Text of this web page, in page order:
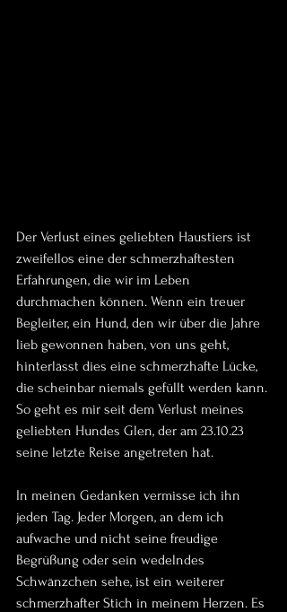
Der Verlust eines geliebten Haustiers ist
zweifellos eine der schmerzhaftesten
Erfahrungen, die wir im Leben
durchmachen können. Wenn ein treuer
Begleiter, ein Hund, den wir über die Jahre
lieb gewonnen haben, von uns geht,
hinterlässt dies eine schmerzhafte Lücke,
die scheinbar niemals gefüllt werden kann.
So geht es mir seit dem Verlust meines
geliebten Hundes Glen, der am 23.10.23
seine letzte Reise angetreten hat.
In meinen Gedanken vermisse ich ihn
jeden Tag. Jeder Morgen, an dem ich
aufwache und nicht seine freudige
Begrüßung oder sein wedelndes
Schwänzchen sehe, ist ein weiterer
schmerzhafter Stich in meinem Herzen. Es